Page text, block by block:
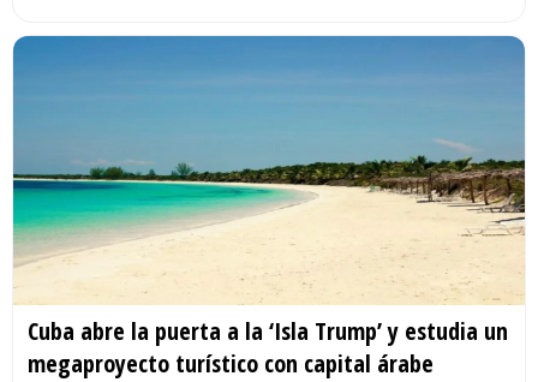
Cuba abre la puerta a la ‘Isla Trump’ y estudia un
megaproyecto turístico con capital árabe